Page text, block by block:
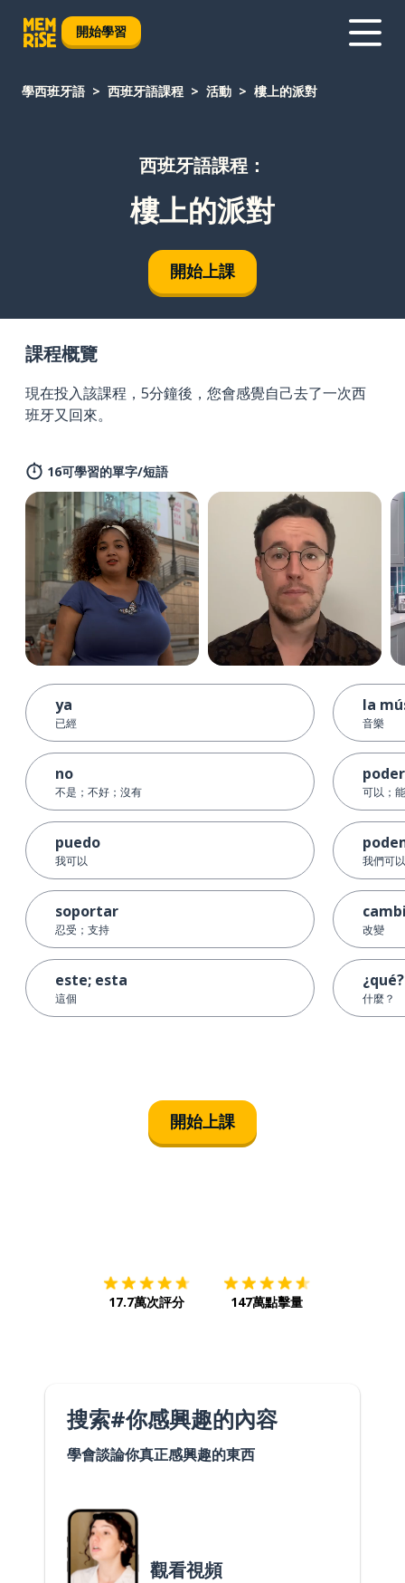
開始學習
學西班牙語 西班牙語課程 活動 樓上的派對
西班牙語課程：
樓上的派對
開始上課
課程概覽
現在投入該課程，5分鐘後，您會感覺自己去了一次西
班牙又回來。
16可學習的單字/短語
ya
已經
no
不是；不好；沒有
puedo
我可以
soportar
忍受；支持
este; esta
這個
la
音樂
poder
可以；
我們可以
改變
¿qué?
什麼？
開始上課
17.7萬次評分 147萬點擊量
搜索#你感興趣的內容
學會談論你真正感興趣的東西
觀看視頻